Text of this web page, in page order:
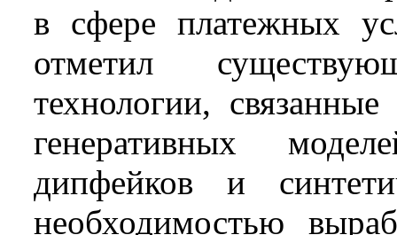
в сфере платежных
отметил
технологии,
генеративных
дипфейков и
необходимостью